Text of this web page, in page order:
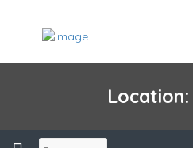
Location: